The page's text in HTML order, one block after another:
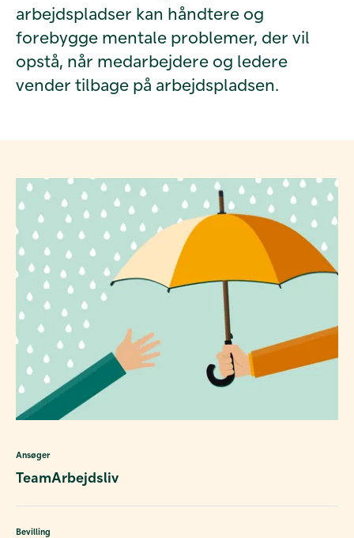
arbejdspladser kan håndtere og
forebygge mentale problemer, der vil
opstå, når medarbejdere og ledere
vender tilbage på arbejdspladsen.
Ansøger
TeamArbejdsliv
Bevilling